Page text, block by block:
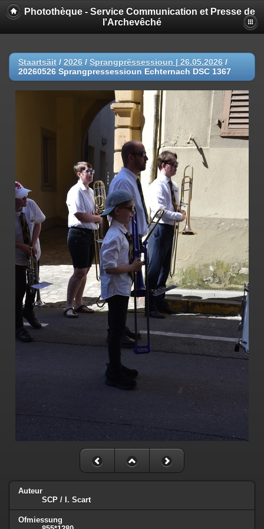
Photothèque - Service Communication et Presse de
l'Archevêché
Staartsäit / 2026 / Sprangprëssessioun | 26.05.2026 /
20260526 Sprangpressessioun Echternach DSC 1367
Auteur
SCP / I. Scart
Ofmiessung